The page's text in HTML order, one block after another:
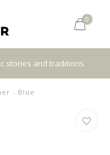
0
stories and traditions
- Blue